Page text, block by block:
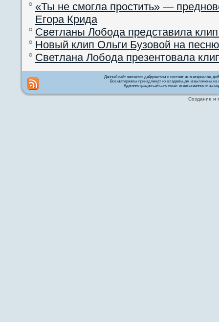
«Ты не смогла простить» —
Егора Крида
Светланы Лобода представила
Новый клип Ольги Бузовой на
Светлана Лобода презентовала
Данный сайт является дайджестом и состоит из материалов,
Все материалы принадлежат их владельцам и выложены на
Администрация сайта не несет ответственности за
Создание и